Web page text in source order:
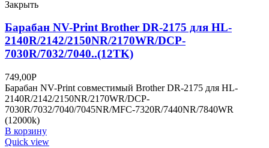
Закрыть
Барабан NV-Print Brother DR-2175 для HL-
2140R/2142/2150NR/2170WR/DCP-
7030R/7032/7040..(12TK)
749,00Р
Барабан NV-Print совместимый Brother DR-2175 для HL-
2140R/2142/2150NR/2170WR/DCP-
7030R/7032/7040/7045NR/MFC-7320R/7440NR/7840WR
(12000k)
В корзину
Quick view